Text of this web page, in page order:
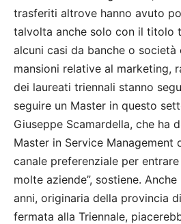
trasferiti altrove hanno avuto
talvolta anche solo con il titolo
alcuni casi da banche o società
mansioni relative al marketing,
dei laureati triennali stanno
seguire un Master in questo
Giuseppe Scamardella, che ha
Master in Service Management
canale preferenziale per
molte aziende”, sostiene.
anni, originaria della provincia
fermata alla Triennale,